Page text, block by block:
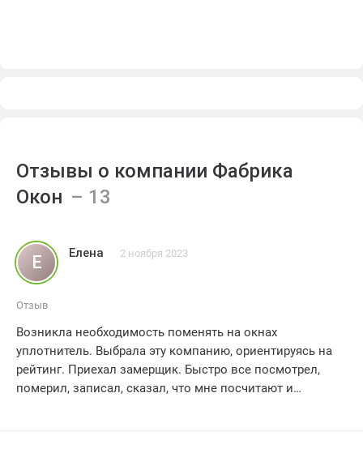
Отзывы о компании Фабрика
Окон
Е Елена 2 ноября 2023
Отзыв
Возникла необходимость поменять на окнах
уплотнитель. Выбрала эту компанию, ориентируясь на
рейтинг. Приехал замерщик. Быстро все посмотрел,
померил, записал, сказал, что мне посчитают и